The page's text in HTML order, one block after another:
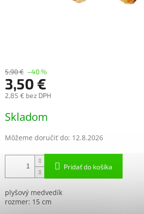
5,90 € –40 %
3,50 €
2,85 € bez DPH
cena:
Skladom
Môžeme doručiť do: 12.8.2026
Pridať do košíka
plyšový medvedík
rozmer: 15 cm